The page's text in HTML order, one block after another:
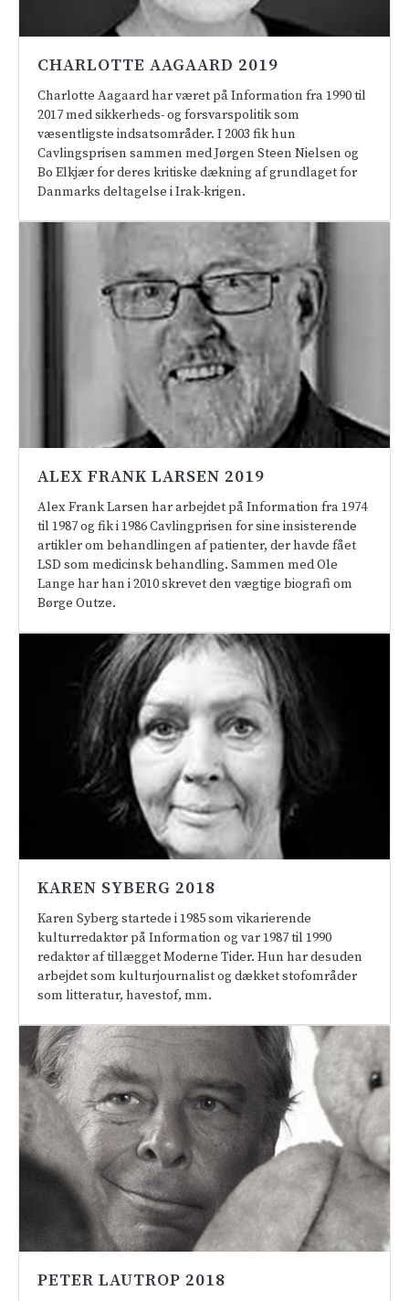
CHARLOTTE AAGAARD 2019
Charlotte Aagaard har været på Information fra 1990 til
2017 med sikkerheds- og forsvarspolitik som
væsentligste indsatsområder. I 2003 fik hun
Cavlingsprisen sammen med Jørgen Steen Nielsen og
Bo Elkjær for deres kritiske dækning af grundlaget for
Danmarks deltagelse i Irak-krigen.
ALEX FRANK LARSEN 2019
Alex Frank Larsen har arbejdet på Information fra 1974
til 1987 og fik i 1986 Cavlingprisen for sine insisterende
artikler om behandlingen af patienter, der havde fået
LSD som medicinsk behandling. Sammen med Ole
Lange har han i 2010 skrevet den vægtige biografi om
Børge Outze.
KAREN SYBERG 2018
Karen Syberg startede i 1985 som vikarierende
kulturredaktør på Information og var 1987 til 1990
redaktør af tillægget Moderne Tider. Hun har desuden
arbejdet som kulturjournalist og dækket stofområder
som litteratur, havestof, mm.
PETER LAUTROP 2018